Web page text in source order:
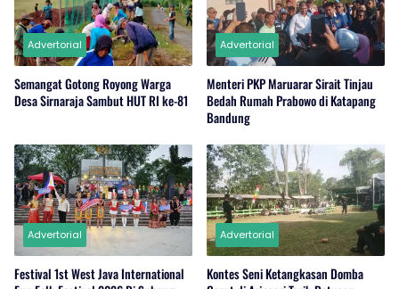
Advertorial
Semangat Gotong Royong Warga
Desa Sirnaraja Sambut HUT RI ke-81
Advertorial
Menteri PKP Maruarar Sirait Tinjau
Bedah Rumah Prabowo di Katapang
Bandung
Advertorial
Festival 1st West Java International
Advertorial
Kontes Seni Ketangkasan Domba